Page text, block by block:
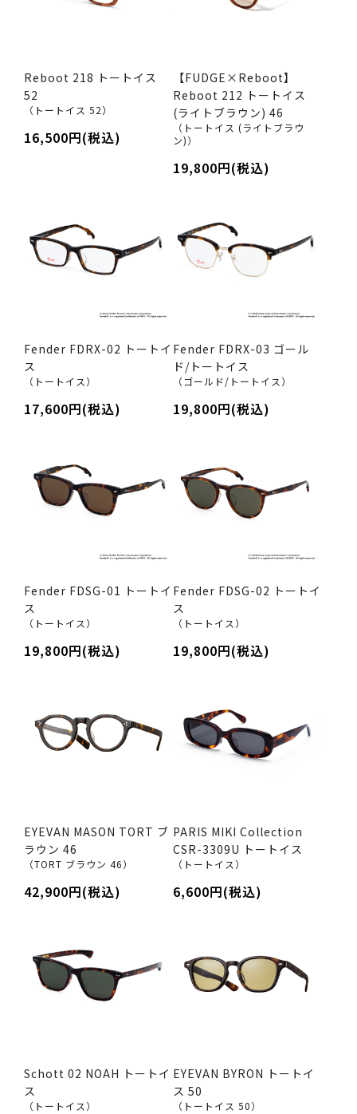
Reboot 218 トートイス
52
（トートイス 52）
16,500円(税込)
【FUDGE×Reboot】
Reboot 212 トートイス
(ライトブラウン) 46
（トートイス (ライトブラウ
ン)）
19,800円(税込)
Fender FDRX-02 トートイ
ス
（トートイス）
17,600円(税込)
Fender FDRX-03 ゴール
ド/トートイス
（ゴールド/トートイス）
19,800円(税込)
Fender FDSG-01 トートイ
ス
（トートイス）
19,800円(税込)
Fender FDSG-02 トートイ
ス
（トートイス）
19,800円(税込)
EYEVAN MASON TORT ブ
ラウン 46
（TORT ブラウン 46）
42,900円(税込)
PARIS MIKI Collection
CSR-3309U トートイス
（トートイス）
6,600円(税込)
Schott 02 NOAH トートイ
ス
（トートイス）
EYEVAN BYRON トートイ
ス 50
（トートイス 50）